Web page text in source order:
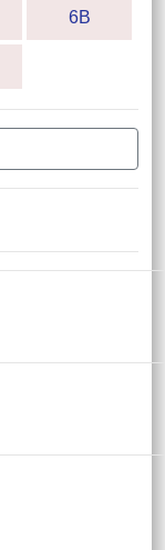
6B